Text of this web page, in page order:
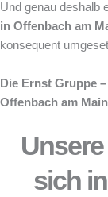
Und genau deshalb
in Offenbach am
konsequent
Die Ernst Gruppe
Offenbach am
sich